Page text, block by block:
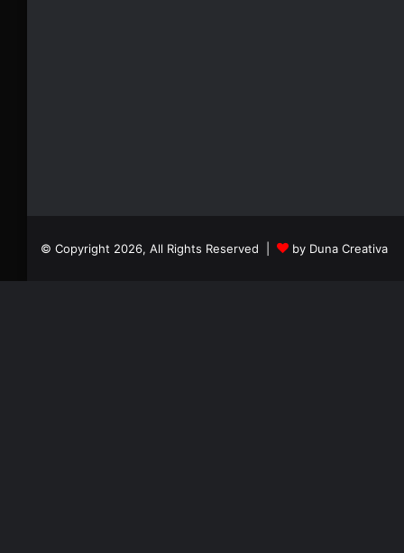
© Copyright 2026, All Rights Reserved | by Duna Creativa